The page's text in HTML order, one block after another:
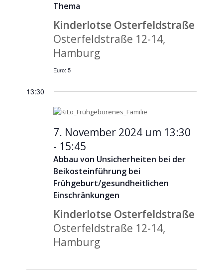
Thema
Kinderlotse Osterfeldstraße
Osterfeldstraße 12-14,
Hamburg
Euro: 5
13:30
Abbau von Unsicherheiten bei der
Beikosteinführung bei
Frühgeburt/gesundheitlichen
Einschränkungen
7. November 2024 um 13:30
- 15:45
Kinderlotse Osterfeldstraße
Osterfeldstraße 12-14,
Hamburg